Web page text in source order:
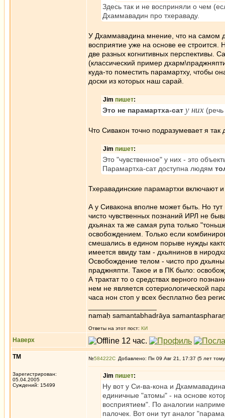
Здесь так и не восприняли о чем
Дхаммавадин про тхераваду.
У Дхаммавадина мнение, что на самом
восприятие уже на основе ее
две разных когнитивных перспективы.
(классический пример
куда-то поместить парамартху, чтобы
доски из которых наш сарай.
Jim пишет:
Это не парамартха-сат у них
Что Сивакон точно подразумевает я
Jim пишет:
Это "чувственное" у них - это
Парамартха-сат доступна людям
Тхеравадинские парамартхи включают
А у Сивакона вполне может быть. Но тут
чисто чувственных познаний ИРЛ не
дхьянах та же самая рупа только
освобождением. Только если
смешались в едином порыве нужды
имеется ввиду там - дхьянинов в
Освобождение телом - чисто про
праджняпти. Такое и в ПК было:
А трактат то о средствах верного
нем не является сотериологической
часа нон стоп у всех бесплатно без
namaḥ samantabhadrāya
Ответы на этот пост: КИ
Наверх
ТМ
Зарегистрирован:
05.04.2005
Суждений: 15499
№584222 Добавлено: Пн 09 Авг 21, 17:37 (5 лет
Jim пишет:
Ну вот у Си-ва-кона и
единичные "атомы" - на основе
восприятием". По аналогии
палочек. Вот они тут аналог